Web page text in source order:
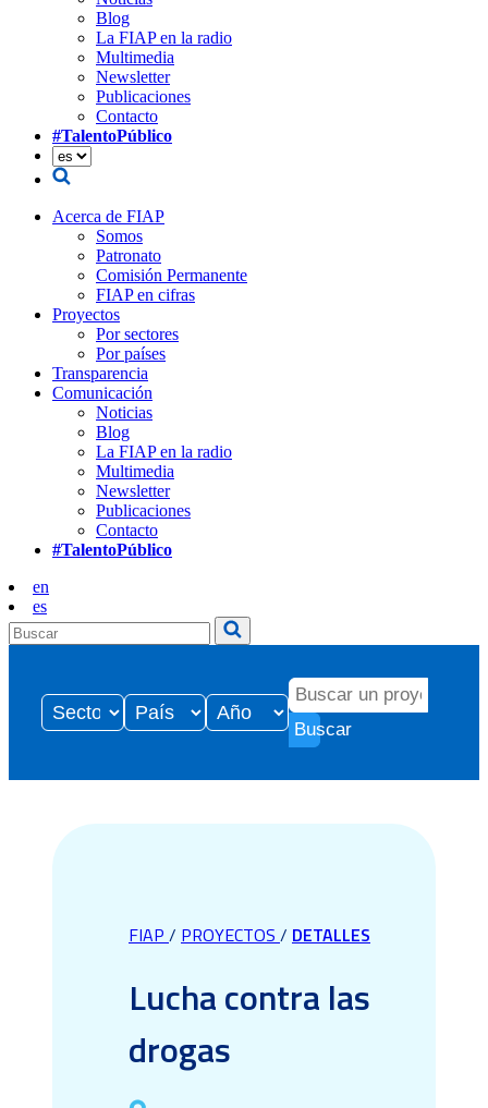
Blog
La FIAP en la radio
Multimedia
Newsletter
Publicaciones
Contacto
#TalentoPúblico
Acerca de FIAP
Somos
Patronato
Comisión Permanente
FIAP en cifras
Proyectos
Por sectores
Por países
Transparencia
Comunicación
Noticias
Blog
La FIAP en la radio
Multimedia
Newsletter
Publicaciones
Contacto
#TalentoPúblico
en
es
Buscar
FIAP / PROYECTOS / DETALLES
Lucha contra las
drogas